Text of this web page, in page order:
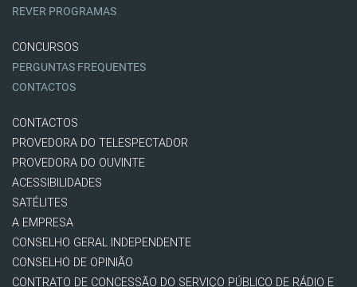
REVER PROGRAMAS
CONCURSOS
PERGUNTAS FREQUENTES
CONTACTOS
CONTACTOS
PROVEDORA DO TELESPECTADOR
PROVEDORA DO OUVINTE
ACESSIBILIDADES
SATÉLITES
A EMPRESA
CONSELHO GERAL INDEPENDENTE
CONSELHO DE OPINIÃO
CONTRATO DE CONCESSÃO DO SERVIÇO PÚBLICO DE RÁDIO E